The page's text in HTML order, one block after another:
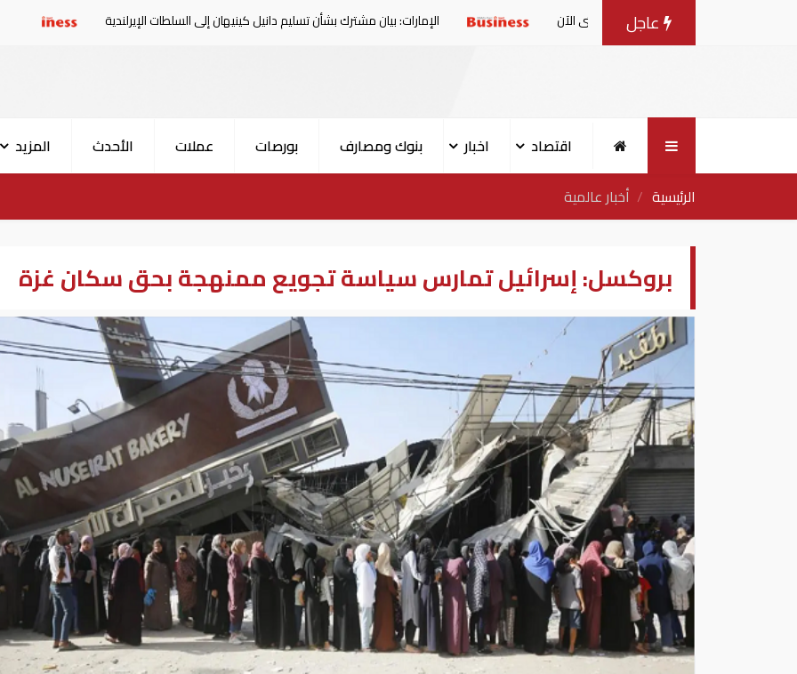
عاجل الإمارات: بيان مشترك بشأن تسليم دانيل كينيهان إلى السلطات الإيرلندية سوريا تدين
اقتصاد اخبار بنوك ومصارف بورصات عملات الأحدث المزيد
الرئيسية
أخبار عالمية
بروكسل: إسرائيل تمارس سياسة تجويع ممنهجة بحق سكان غزة